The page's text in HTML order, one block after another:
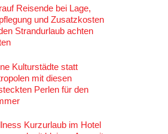
Reisende bei Lage,
und Zusatzkosten
Strandurlaub achten
Kulturstädte statt
mit diesen
Perlen für den
Kurzurlaub im Hotel